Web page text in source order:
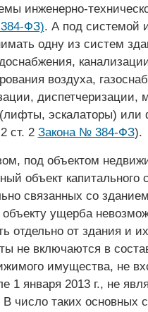
инженерно-
ФЗ). А под системой
одну из систем
воздуха,
диспетчеризации,
эскалаторы) или
ст. 2 Закона № 384-ФЗ).
под объектом
объект капитального
связанных со
объекту ущерба
отдельно от здания и
не включаются в
имущества, не
1 января 2013 г., не
число таких основных